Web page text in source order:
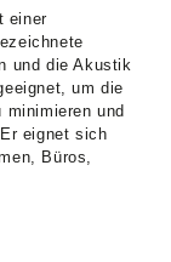
einer
und die Akustik
um die
und
eignet sich
Büros,